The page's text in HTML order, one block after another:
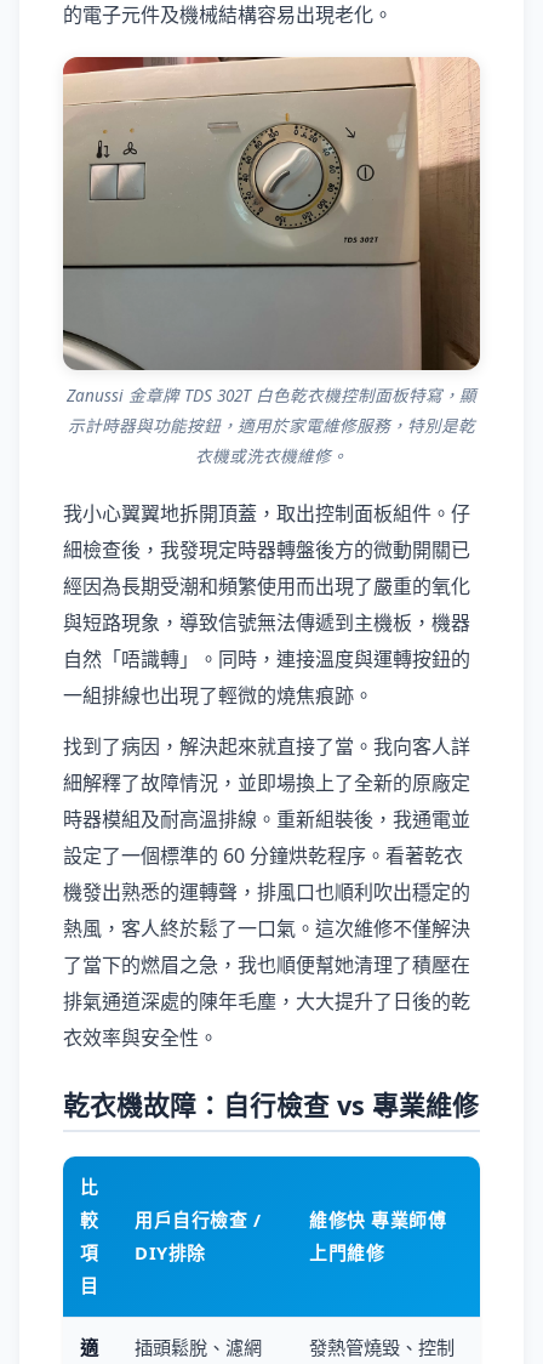
的電子元件及機械結構容易出現老化。
Zanussi 金章牌 TDS 302T 白色乾衣機控制面板特寫，顯
示計時器與功能按鈕，適用於家電維修服務，特別是乾
衣機或洗衣機維修。
我小心翼翼地拆開頂蓋，取出控制面板組件。仔
細檢查後，我發現定時器轉盤後方的微動開關已
經因為長期受潮和頻繁使用而出現了嚴重的氧化
與短路現象，導致信號無法傳遞到主機板，機器
自然「唔識轉」。同時，連接溫度與運轉按鈕的
一組排線也出現了輕微的燒焦痕跡。
找到了病因，解決起來就直接了當。我向客人詳
細解釋了故障情況，並即場換上了全新的原廠定
時器模組及耐高溫排線。重新組裝後，我通電並
設定了一個標準的 60 分鐘烘乾程序。看著乾衣
機發出熟悉的運轉聲，排風口也順利吹出穩定的
熱風，客人終於鬆了一口氣。這次維修不僅解決
了當下的燃眉之急，我也順便幫她清理了積壓在
排氣通道深處的陳年毛塵，大大提升了日後的乾
衣效率與安全性。
乾衣機故障：自行檢查 vs 專業維修
比
較
項
目
用戶自行檢查 /
DIY排除
維修快 專業師傅
上門維修
適
插頭鬆脫、濾網
發熱管燒毀、控制